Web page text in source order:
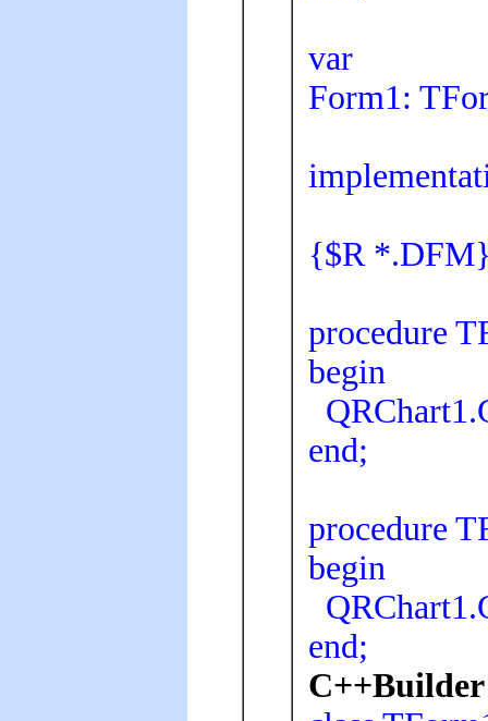
var
Form1:
{$R
procedure
begin
end;
procedure
begin
end;